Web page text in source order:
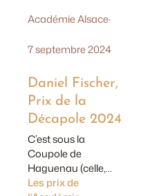
Académie Alsace·
7 septembre 2024
Daniel Fischer,
Prix de la
Décapole 2024
C’est sous la
Coupole de
Haguenau (celle,
tout juste rénovée,
Les prix de